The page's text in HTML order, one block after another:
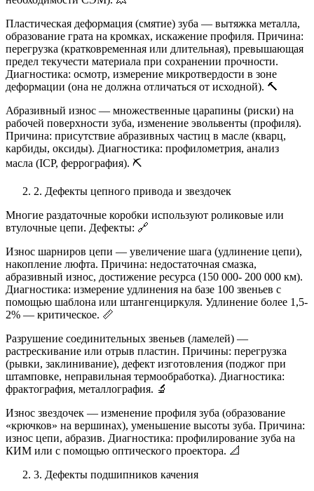
Пластическая деформация (смятие) зуба — вытяжка металла,
образование грата на кромках, искажение профиля. Причина:
перегрузка (кратковременная или длительная), превышающая
предел текучести материала при сохранении прочности.
Диагностика: осмотр, измерение микротвердости в зоне
деформации (она не должна отличаться от исходной). 🔨
Абразивный износ — множественные царапины (риски) на
рабочей поверхности зуба, изменение эвольвенты (профиля).
Причина: присутствие абразивных частиц в масле (кварц,
карбиды, оксиды). Диагностика: профилометрия, анализ
масла (ICP, феррография). ⛏️
2. Дефекты цепного привода и звездочек
Многие раздаточные коробки используют роликовые или
втулочные цепи. Дефекты: 🔗
Износ шарниров цепи — увеличение шага (удлинение цепи),
накопление люфта. Причина: недостаточная смазка,
абразивный износ, достижение ресурса (150 000- 200 000 км).
Диагностика: измерение удлинения на базе 100 звеньев с
помощью шаблона или штангенциркуля. Удлинение более 1,5-
2% — критическое. 📏
Разрушение соединительных звеньев (ламелей) —
растрескивание или отрыв пластин. Причины: перегрузка
(рывки, заклинивание), дефект изготовления (поджог при
штамповке, неправильная термообработка). Диагностика:
фрактография, металлография. 🔬
Износ звездочек — изменение профиля зуба (образование
«крючков» на вершинах), уменьшение высоты зуба. Причина:
износ цепи, абразив. Диагностика: профилирование зуба на
КИМ или с помощью оптического проектора. 📐
3. Дефекты подшипников качения